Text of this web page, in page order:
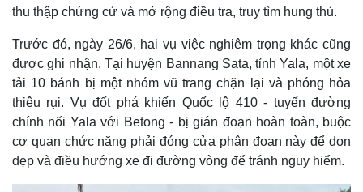
thu thập chứng cứ và mở rộng điều tra, truy tìm hung thủ.
Trước đó, ngày 26/6, hai vụ việc nghiêm trọng khác cũng
được ghi nhận. Tại huyện Bannang Sata, tỉnh Yala, một xe
tải 10 bánh bị một nhóm vũ trang chặn lại và phóng hỏa
thiêu rụi. Vụ đốt phá khiến Quốc lộ 410 - tuyến đường
chính nối Yala với Betong - bị gián đoạn hoàn toàn, buộc
cơ quan chức năng phải đóng cửa phân đoạn này để dọn
dẹp và điều hướng xe đi đường vòng để tránh nguy hiểm.